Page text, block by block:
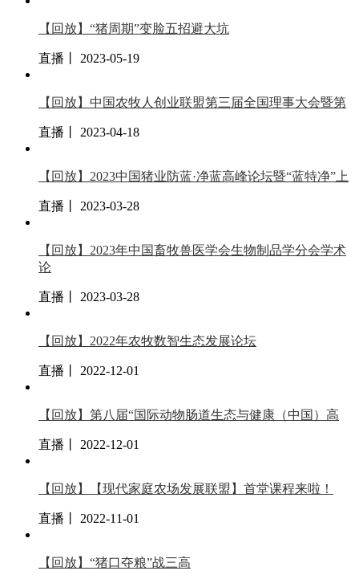
【回放】“猪周期”变脸五招避大坑
直播丨 2023-05-19
【回放】中国农牧人创业联盟第三届全国理事大会暨第
直播丨 2023-04-18
【回放】2023中国猪业防蓝·净蓝高峰论坛暨“蓝特净”上
直播丨 2023-03-28
【回放】2023年中国畜牧兽医学会生物制品学分会学术
论
直播丨 2023-03-28
【回放】2022年农牧数智生态发展论坛
直播丨 2022-12-01
【回放】第八届“国际动物肠道生态与健康（中国）高
直播丨 2022-12-01
【回放】【现代家庭农场发展联盟】首堂课程来啦！
直播丨 2022-11-01
【回放】“猪口夺粮”战三高